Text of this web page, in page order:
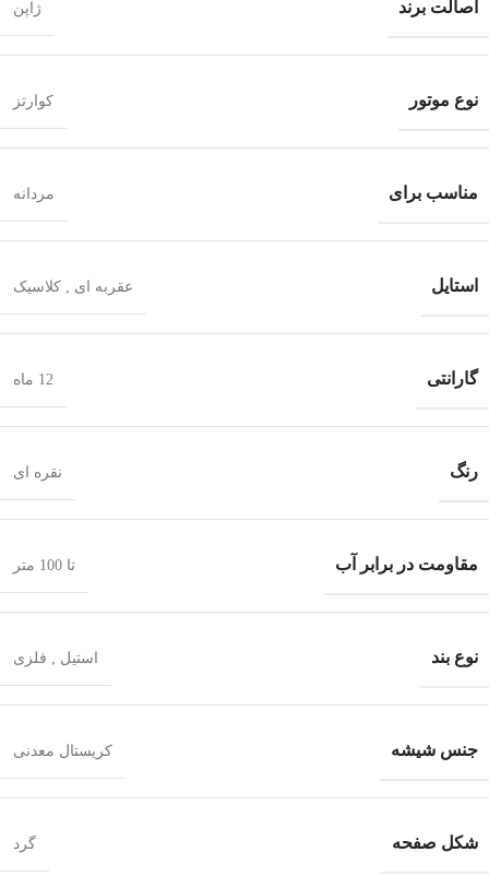
اصالت برند ژاپن
نوع موتور کوارتز
مناسب برای مردانه
استایل عقربه ای , کلاسیک
گارانتی 12 ماه
رنگ نقره ای
مقاومت در برابر آب تا 100 متر
نوع بند استیل , فلزی
جنس شیشه کریستال معدنی
شکل صفحه گرد